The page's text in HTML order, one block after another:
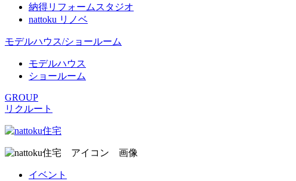
納得リフォームスタジオ
nattoku リノベ
モデルハウス/ショールーム
モデルハウス
ショールーム
GROUP
リクルート
イベント